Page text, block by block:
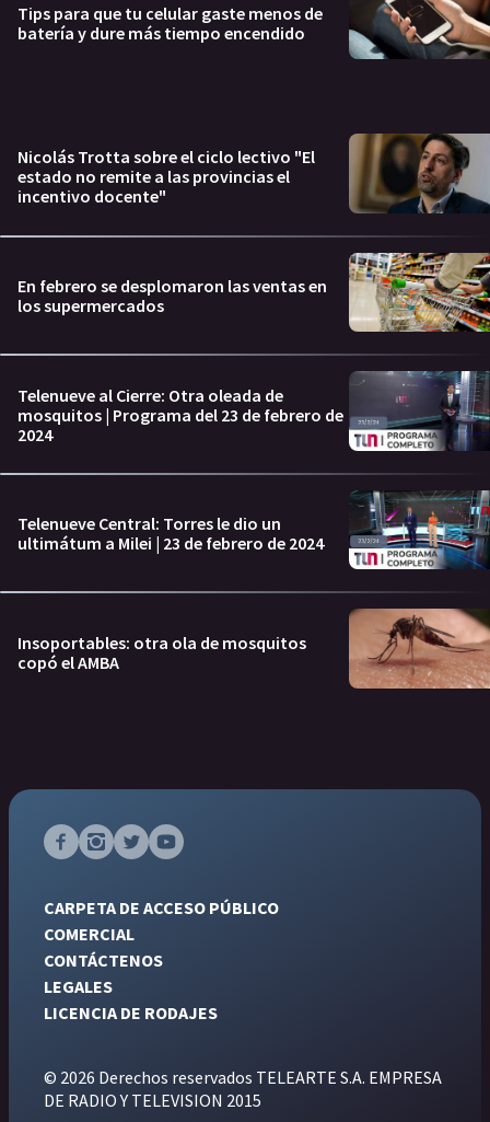
Tips para que tu celular gaste menos de
batería y dure más tiempo encendido
Nicolás Trotta sobre el ciclo lectivo "El
estado no remite a las provincias el
incentivo docente"
En febrero se desplomaron las ventas en
los supermercados
Telenueve al Cierre: Otra oleada de
mosquitos | Programa del 23 de febrero de
2024
Telenueve Central: Torres le dio un
ultimátum a Milei | 23 de febrero de 2024
Insoportables: otra ola de mosquitos
copó el AMBA
CARPETA DE ACCESO PÚBLICO
COMERCIAL
CONTÁCTENOS
LEGALES
LICENCIA DE RODAJES
© 2026 Derechos reservados TELEARTE S.A. EMPRESA
DE RADIO Y TELEVISION 2015